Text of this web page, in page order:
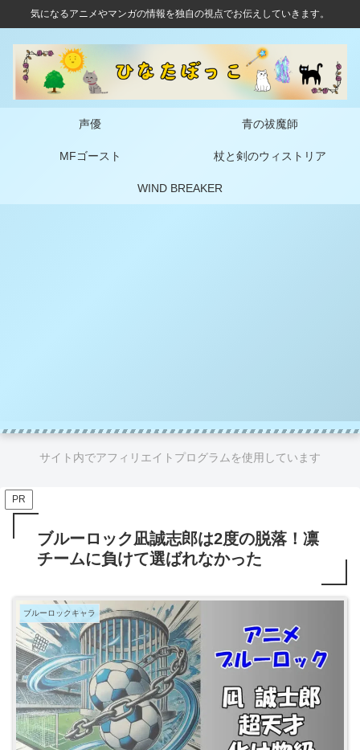
気になるアニメやマンガの情報を独自の視点でお伝えしていきます。
声優 青の祓魔師
MFゴースト 杖と剣のウィストリア
WIND BREAKER
サイト内でアフィリエイトプログラムを使用しています
PR
ブルーロック凪誠志郎は2度の脱落！凛
チームに負けて選ばれなかった
ブルーロックキャラ